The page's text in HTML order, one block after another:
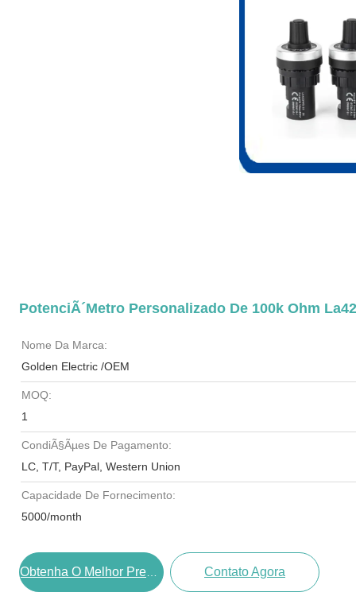
PotenciÃ´metro Personalizado De 100k Ohm
Nome Da Marca:
Golden Electric /OEM
MOQ:
1
CondiÃ§Ãµes De Pagamento:
LC, T/T, PayPal, Western Union
Capacidade De Fornecimento:
5000/month
Obtenha O Melhor PreÃ§o Contato Agora